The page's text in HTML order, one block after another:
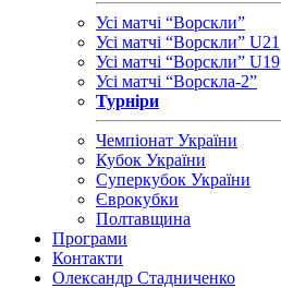
Усі матчі “Ворскли”
Усі матчі “Ворскли” U21
Усі матчі “Ворскли” U19
Усі матчі “Ворскла-2”
Турніри
Чемпіонат України
Кубок України
Суперкубок України
Єврокубки
Полтавщина
Програми
Контакти
Олександр Стадниченко